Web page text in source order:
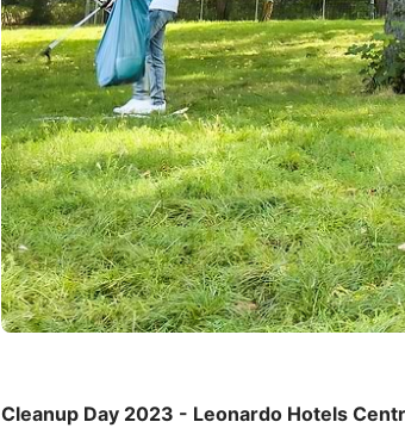
Cleanup Day 2023 - Leonardo Hotels